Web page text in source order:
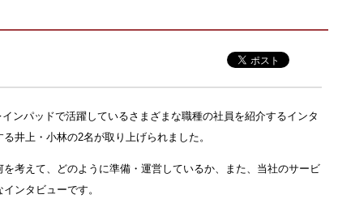
ンパッドで活躍しているさまざまな職種の社員を紹介するインタ
井上・小林の2名が取り上げられました。
考えて、どのように準備・運営しているか、また、当社のサービ
ンタビューです。